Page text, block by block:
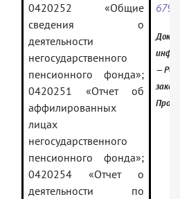
0420252 «Общие
сведения о
деятельности
негосударственного
пенсионного фонда»;
0420251 «Отчет об
аффилированных
лицах
негосударственного
пенсионного фонда»;
0420254 «Отчет о
деятельности по
—
Проф)